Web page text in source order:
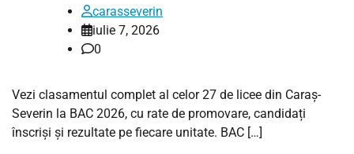
carasseverin
iulie 7, 2026
0
Vezi clasamentul complet al celor 27 de licee din Caraș-
Severin la BAC 2026, cu rate de promovare, candidați
înscriși și rezultate pe fiecare unitate. BAC […]